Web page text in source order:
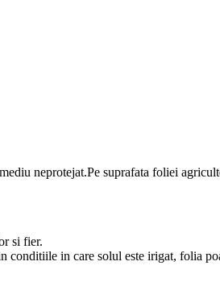
neprotejat.Pe suprafata foliei
si fier.
in care solul este irigat, folia